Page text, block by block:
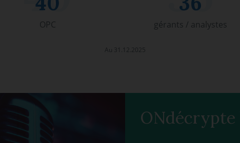
OPC gérants / analystes
Au 31.12.2025
ONdécrypte